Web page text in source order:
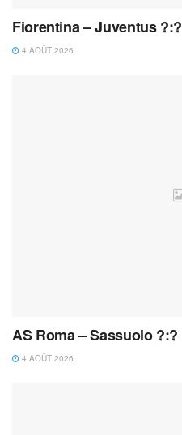
Fiorentina – Juventus ?:?
4 AOÛT 2026
AS Roma – Sassuolo ?:?
4 AOÛT 2026